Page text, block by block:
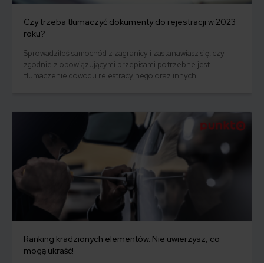
Czy trzeba tłumaczyć dokumenty do rejestracji w 2023
roku?
Sprowadziłeś samochód z zagranicy i zastanawiasz się, czy
zgodnie z obowiązującymi przepisami potrzebne jest
tłumaczenie dowodu rejestracyjnego oraz innych
Ranking kradzionych elementów. Nie uwierzysz, co
mogą ukraść!